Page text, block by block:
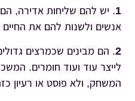
1. יש להם שליחות אדירה,
אנשים ולשנות להם את החיים
2. הם מבינים שכמרצים
לייצר עוד ועוד חומרים.
המשחק, ולא פוסט או רעיון